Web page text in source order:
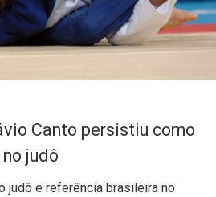
Canto persistiu como
judô
judô e referência brasileira no